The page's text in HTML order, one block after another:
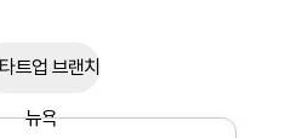
트업 브랜치
뉴욕